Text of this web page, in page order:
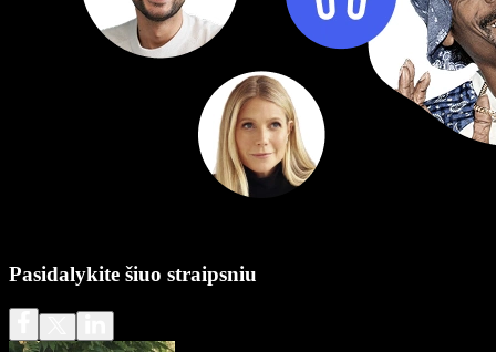
Pasidalykite šiuo straipsniu